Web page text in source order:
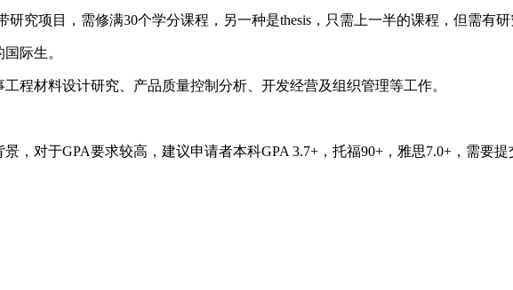
项目，需修满30个学分课程，另一种是thesis，只需上一半的课程，但需有研
际生。
材料设计研究、产品质量控制分析、开发经营及组织管理等工作。
于GPA要求较高，建议申请者本科GPA 3.7+，托福90+，雅思7.0+，需要提